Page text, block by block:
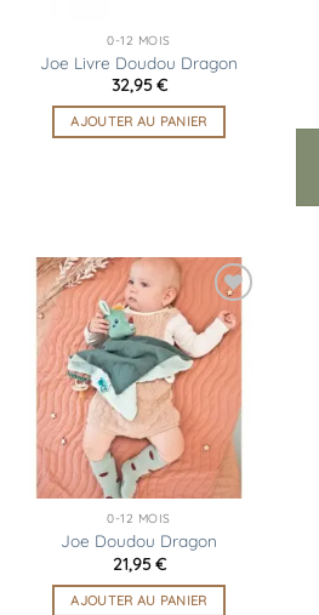
0-12 MOIS
Joe Livre Doudou Dragon
32,95€
AJOUTER AU PANIER
Ajouter
à la
liste
d’envies
0-12 MOIS
Joe Doudou Dragon
21,95€
AJOUTER AU PANIER